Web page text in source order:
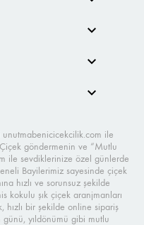
ile
göndermenin ve “Mutlu
ile sevdiklerinize özel günlerde
Bayilerimiz sayesinde çiçek
hızlı ve sorunsuz şekilde
kokulu şık çiçek aranjmanları
hızlı bir şekilde online sipariş
yıldönümü gibi mutlu